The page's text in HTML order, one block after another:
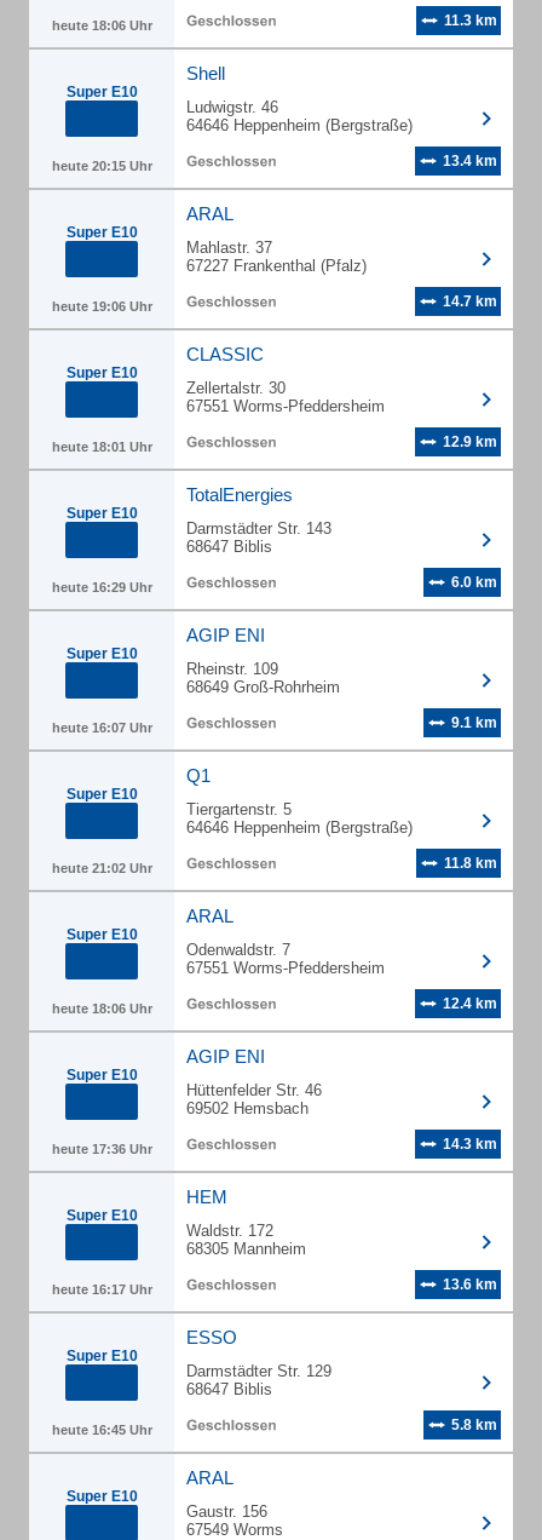
heute 18:06 Uhr 11.3 km
Super E10
heute 20:15 Uhr
Shell
Ludwigstr. 46
64646 Heppenheim (Bergstraße)
13.4 km
Super E10
heute 19:06 Uhr
ARAL
Mahlastr. 37
67227 Frankenthal (Pfalz)
14.7 km
Super E10
heute 18:01 Uhr
CLASSIC
Zellertalstr. 30
67551 Worms-Pfeddersheim
12.9 km
Super E10
heute 16:29 Uhr
TotalEnergies
Darmstädter Str. 143
68647 Biblis
6.0 km
Super E10
heute 16:07 Uhr
AGIP ENI
Rheinstr. 109
68649 Groß-Rohrheim
9.1 km
Super E10
heute 21:02 Uhr
Q1
Tiergartenstr. 5
64646 Heppenheim (Bergstraße)
11.8 km
Super E10
heute 18:06 Uhr
ARAL
Odenwaldstr. 7
67551 Worms-Pfeddersheim
12.4 km
Super E10
heute 17:36 Uhr
AGIP ENI
Hüttenfelder Str. 46
69502 Hemsbach
14.3 km
Super E10
heute 16:17 Uhr
HEM
Waldstr. 172
68305 Mannheim
13.6 km
Super E10
heute 16:45 Uhr
ESSO
Darmstädter Str. 129
68647 Biblis
5.8 km
Super E10
ARAL
Gaustr. 156
67549 Worms